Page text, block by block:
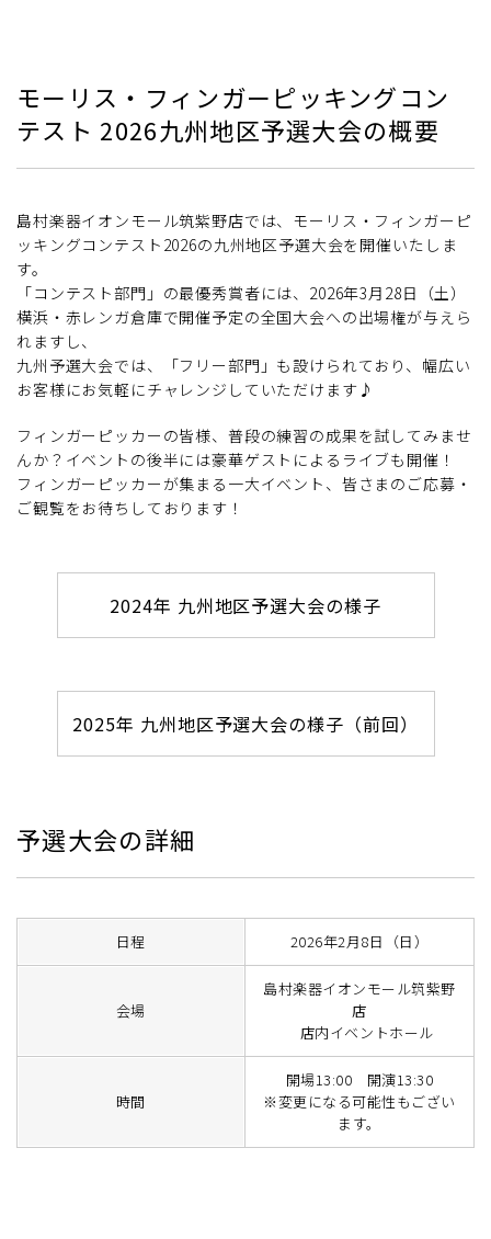
モーリス・フィンガーピッキングコン
テスト 2026九州地区予選大会の概要
島村楽器イオンモール筑紫野店では、モーリス・フィンガーピ
ッキングコンテスト2026の九州地区予選大会を開催いたしま
す。
「コンテスト部門」の最優秀賞者には、2026年3月28日（土）
横浜・赤レンガ倉庫で開催予定の全国大会への出場権が与えら
れますし、
九州予選大会では、「フリー部門」も設けられており、幅広い
お客様にお気軽にチャレンジしていただけます♪
フィンガーピッカーの皆様、普段の練習の成果を試してみませ
んか？イベントの後半には豪華ゲストによるライブも開催！
フィンガーピッカーが集まる一大イベント、皆さまのご応募・
ご観覧をお待ちしております！
2024年 九州地区予選大会の様子
2025年 九州地区予選大会の様子（前回）
予選大会の詳細
日程 2026年2月8日（日）
会場
島村楽器イオンモール筑紫野
店
店内イベントホール
時間
開場13:00 開演13:30
※変更になる可能性もござい
ます。